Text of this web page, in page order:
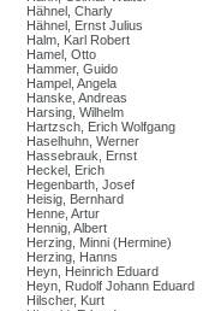
Hähnel, Charly
Hähnel, Ernst Julius
Halm, Karl Robert
Hamel, Otto
Hammer, Guido
Hampel, Angela
Hanske, Andreas
Harsing, Wilhelm
Hartzsch, Erich Wolfgang
Haselhuhn, Werner
Hassebrauk, Ernst
Heckel, Erich
Hegenbarth, Josef
Heisig, Bernhard
Henne, Artur
Hennig, Albert
Herzing, Minni (Hermine)
Herzing, Hanns
Heyn, Heinrich Eduard
Heyn, Rudolf Johann Eduard
Hilscher, Kurt